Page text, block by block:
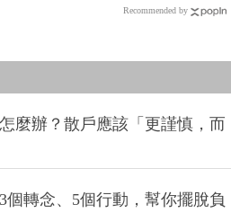
Recommended by
麼辦？散戶應該「更謹慎，而
轉念、5個行動，幫你擺脫負